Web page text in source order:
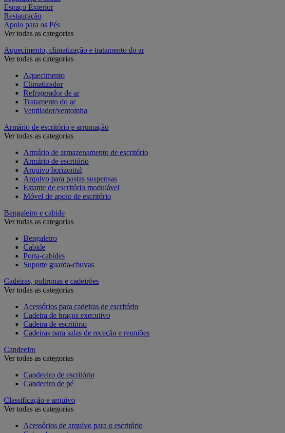
Espaço Exterior
Restauração
Apoio para os Pés
Ver todas as categorias
Aquecimento, climatização e tratamento do ar
Ver todas as categorias
Aquecimento
Climatizador
Refrigerador de ar
Tratamento do ar
Ventilador/ventoinha
Armário de escritório e arrumação
Ver todas as categorias
Armário de armazenamento de escritório
Armário de escritório
Arquivo horizontal
Arquivo para pastas suspensas
Estante de escritório modulável
Móvel de apoio de escritório
Bengaleiro e cabide
Ver todas as categorias
Bengaleiro
Cabide
Porta-cabides
Suporte guarda-chuvas
Cadeiras, poltronas e cadeirões
Ver todas as categorias
Acessórios para cadeiras de escritório
Cadeira de braços executivo
Cadeira de escritório
Cadeiras para salas de receção e reuniões
Candeeiro
Ver todas as categorias
Candeeiro de escritório
Candeeiro de pé
Classificação e arquivo
Ver todas as categorias
Acessórios de arquivo para o escritório